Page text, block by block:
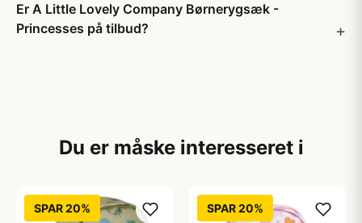
Er A Little Lovely Company Børnerygsæk -
Princesses på tilbud?
Du er måske interesseret i
SPAR 20% SPAR 20%